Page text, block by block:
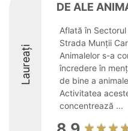
Laureați
DE ALE
Aflată în
Strada Munții
Animalelor s-a
încredere în
de bine a
Activitatea
concentrează ...